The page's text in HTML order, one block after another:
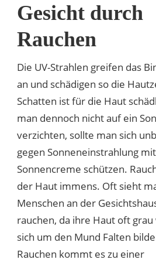
Gesicht durch
Rauchen
Die UV-Strahlen greifen das
an und schädigen so die
Schatten ist für die Haut
man dennoch nicht auf ein
verzichten, sollte man sich
gegen Sonneneinstrahlung
Sonnencreme schützen.
der Haut immens. Oft sieht
Menschen an der
rauchen, da ihre Haut oft
sich um den Mund Falten
Rauchen kommt es zu einer